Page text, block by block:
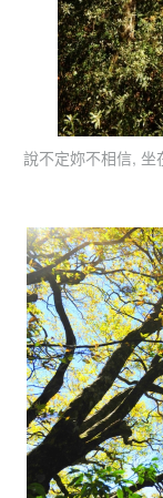
說不定妳不相信, 坐